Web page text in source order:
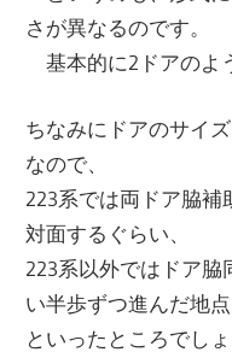
さが異なるのです。
基本的に2ドアのよ
ちなみにドアのサイ
なので、
223系では両ドア脇補
対面するぐらい、
223系以外ではドア
い半歩ずつ進んだ地
といったところでし